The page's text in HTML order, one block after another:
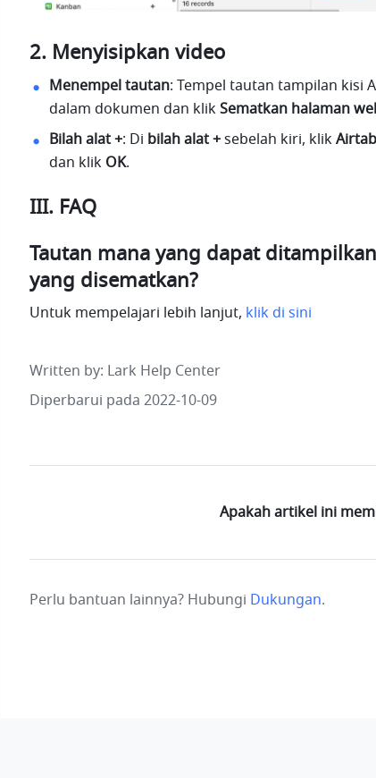
Menyisipkan video
Menempel tautan: Tempel tautan tampilan kisi
dalam dokumen dan klik Sematkan halaman
Bilah alat +: Di bilah alat + sebelah kiri, klik
dan klik OK.
III. FAQ
Tautan mana yang dapat
yang disematkan?
Untuk mempelajari lebih lanjut, klik di sini
Written by: Lark Help Center
Diperbarui pada 2022-10-09
Apakah artikel ini
Perlu bantuan lainnya? Hubungi Dukungan.